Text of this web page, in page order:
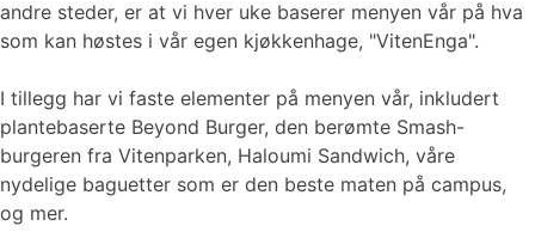
andre steder, er at vi hver uke baserer menyen vår på hva
som kan høstes i vår egen kjøkkenhage, "VitenEnga".
I tillegg har vi faste elementer på menyen vår, inkludert
plantebaserte Beyond Burger, den berømte Smash-
burgeren fra Vitenparken, Haloumi Sandwich, våre
nydelige baguetter som er den beste maten på campus,
og mer.